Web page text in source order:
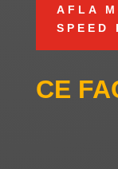
AFLA
SPEED
CE